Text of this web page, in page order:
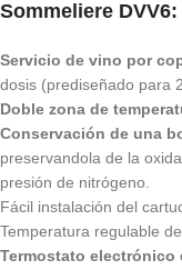
Sommeliere DVV6:
Servicio de vino por
dosis (prediseñado para
Doble zona de
Conservación de una
preservandola de la
presión de nitrógeno.
Fácil instalación del
Temperatura regulable
Termostato electrónico